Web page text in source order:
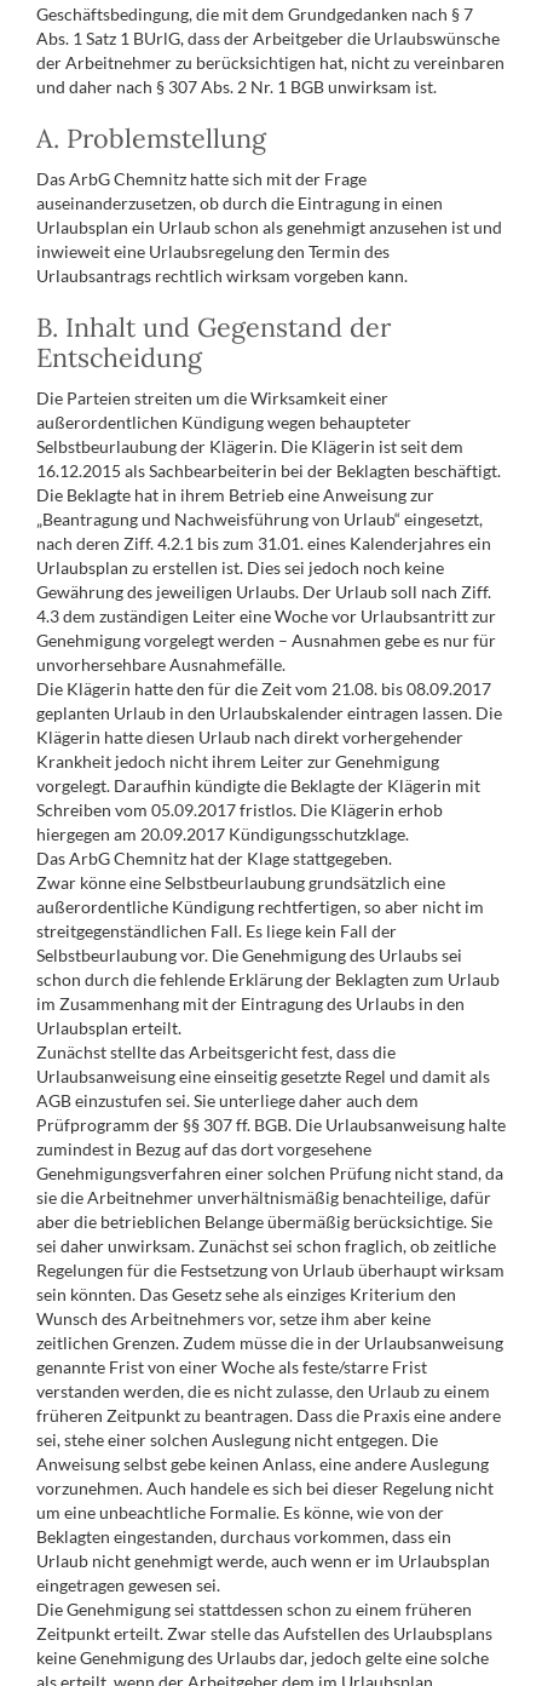
Geschäftsbedingung, die mit dem Grundgedanken nach § 7
Abs. 1 Satz 1 BUrlG, dass der Arbeitgeber die Urlaubswünsche
der Arbeitnehmer zu berücksichtigen hat, nicht zu vereinbaren
und daher nach § 307 Abs. 2 Nr. 1 BGB unwirksam ist.
A. Problemstellung
Das ArbG Chemnitz hatte sich mit der Frage
auseinanderzusetzen, ob durch die Eintragung in einen
Urlaubsplan ein Urlaub schon als genehmigt anzusehen ist und
inwieweit eine Urlaubsregelung den Termin des
Urlaubsantrags rechtlich wirksam vorgeben kann.
B. Inhalt und Gegenstand der
Entscheidung
Die Parteien streiten um die Wirksamkeit einer
außerordentlichen Kündigung wegen behaupteter
Selbstbeurlaubung der Klägerin. Die Klägerin ist seit dem
16.12.2015 als Sachbearbeiterin bei der Beklagten beschäftigt.
Die Beklagte hat in ihrem Betrieb eine Anweisung zur
„Beantragung und Nachweisführung von Urlaub“ eingesetzt,
nach deren Ziff. 4.2.1 bis zum 31.01. eines Kalenderjahres ein
Urlaubsplan zu erstellen ist. Dies sei jedoch noch keine
Gewährung des jeweiligen Urlaubs. Der Urlaub soll nach Ziff.
4.3 dem zuständigen Leiter eine Woche vor Urlaubsantritt zur
Genehmigung vorgelegt werden – Ausnahmen gebe es nur für
unvorhersehbare Ausnahmefälle.
Die Klägerin hatte den für die Zeit vom 21.08. bis 08.09.2017
geplanten Urlaub in den Urlaubskalender eintragen lassen. Die
Klägerin hatte diesen Urlaub nach direkt vorhergehender
Krankheit jedoch nicht ihrem Leiter zur Genehmigung
vorgelegt. Daraufhin kündigte die Beklagte der Klägerin mit
Schreiben vom 05.09.2017 fristlos. Die Klägerin erhob
hiergegen am 20.09.2017 Kündigungsschutzklage.
Das ArbG Chemnitz hat der Klage stattgegeben.
Zwar könne eine Selbstbeurlaubung grundsätzlich eine
außerordentliche Kündigung rechtfertigen, so aber nicht im
streitgegenständlichen Fall. Es liege kein Fall der
Selbstbeurlaubung vor. Die Genehmigung des Urlaubs sei
schon durch die fehlende Erklärung der Beklagten zum Urlaub
im Zusammenhang mit der Eintragung des Urlaubs in den
Urlaubsplan erteilt.
Zunächst stellte das Arbeitsgericht fest, dass die
Urlaubsanweisung eine einseitig gesetzte Regel und damit als
AGB einzustufen sei. Sie unterliege daher auch dem
Prüfprogramm der §§ 307 ff. BGB. Die Urlaubsanweisung halte
zumindest in Bezug auf das dort vorgesehene
Genehmigungsverfahren einer solchen Prüfung nicht stand, da
sie die Arbeitnehmer unverhältnismäßig benachteilige, dafür
aber die betrieblichen Belange übermäßig berücksichtige. Sie
sei daher unwirksam. Zunächst sei schon fraglich, ob zeitliche
Regelungen für die Festsetzung von Urlaub überhaupt wirksam
sein könnten. Das Gesetz sehe als einziges Kriterium den
Wunsch des Arbeitnehmers vor, setze ihm aber keine
zeitlichen Grenzen. Zudem müsse die in der Urlaubsanweisung
genannte Frist von einer Woche als feste/starre Frist
verstanden werden, die es nicht zulasse, den Urlaub zu einem
früheren Zeitpunkt zu beantragen. Dass die Praxis eine andere
sei, stehe einer solchen Auslegung nicht entgegen. Die
Anweisung selbst gebe keinen Anlass, eine andere Auslegung
vorzunehmen. Auch handele es sich bei dieser Regelung nicht
um eine unbeachtliche Formalie. Es könne, wie von der
Beklagten eingestanden, durchaus vorkommen, dass ein
Urlaub nicht genehmigt werde, auch wenn er im Urlaubsplan
eingetragen gewesen sei.
Die Genehmigung sei stattdessen schon zu einem früheren
Zeitpunkt erteilt. Zwar stelle das Aufstellen des Urlaubsplans
keine Genehmigung des Urlaubs dar, jedoch gelte eine solche
als erteilt, wenn der Arbeitgeber dem im Urlaubsplan